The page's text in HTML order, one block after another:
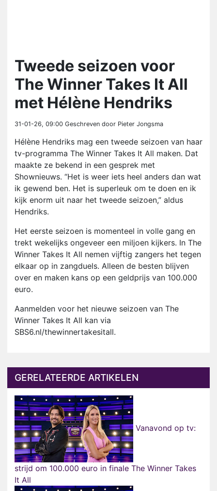
Tweede seizoen voor
The Winner Takes It All
met Hélène Hendriks
31-01-26, 09:00 Geschreven door Pieter Jongsma
Hélène Hendriks mag een tweede seizoen van haar
tv-programma The Winner Takes It All maken. Dat
maakte ze bekend in een gesprek met
Shownieuws. “Het is weer iets heel anders dan wat
ik gewend ben. Het is superleuk om te doen en ik
kijk enorm uit naar het tweede seizoen,” aldus
Hendriks.
Het eerste seizoen is momenteel in volle gang en
trekt wekelijks ongeveer een miljoen kijkers. In The
Winner Takes It All nemen vijftig zangers het tegen
elkaar op in zangduels. Alleen de besten blijven
over en maken kans op een geldprijs van 100.000
euro.
Aanmelden voor het nieuwe seizoen van The
Winner Takes It All kan via
SBS6.nl/thewinnertakesitall.
GERELATEERDE ARTIKELEN
Vanavond op tv:
strijd om 100.000 euro in finale The Winner Takes
It All